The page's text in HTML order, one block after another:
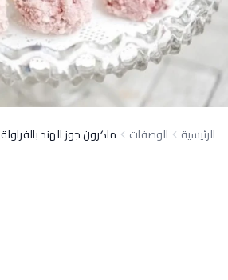
الرئيسية الوصفات ماكرون جوز الهند بالفراولة